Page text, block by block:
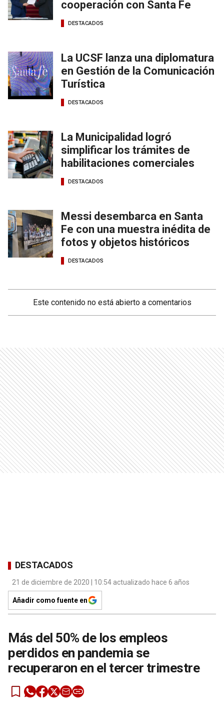
cooperación con Santa Fe
DESTACADOS
La UCSF lanza una diplomatura
en Gestión de la Comunicación
Turística
DESTACADOS
La Municipalidad logró
simplificar los trámites de
habilitaciones comerciales
DESTACADOS
Messi desembarca en Santa
Fe con una muestra inédita de
fotos y objetos históricos
DESTACADOS
Este contenido no está abierto a comentarios
DESTACADOS
21 de diciembre de 2020 | 10:54 actualizado hace 6 años
Añadir como fuente en
Más del 50% de los empleos
perdidos en pandemia se
recuperaron en el tercer trimestre